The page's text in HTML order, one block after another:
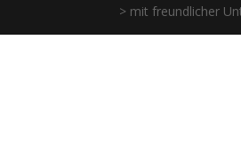
> mit freundlicher